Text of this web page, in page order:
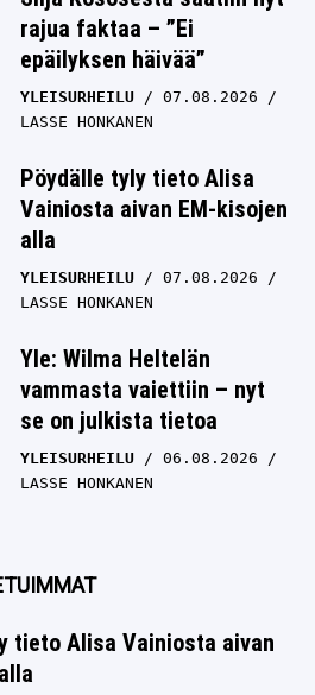
rajua faktaa – ”Ei
epäilyksen häivää”
YLEISURHEILU
07.08.2026
LASSE HONKANEN
Pöydälle tyly tieto Alisa
Vainiosta aivan EM-kisojen
alla
YLEISURHEILU
07.08.2026
LASSE HONKANEN
Yle: Wilma Heltelän
vammasta vaiettiin – nyt
se on julkista tietoa
YLEISURHEILU
06.08.2026
LASSE HONKANEN
tieto Alisa Vainiosta aivan